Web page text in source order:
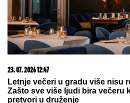
03. 08. 2026 07:31
više